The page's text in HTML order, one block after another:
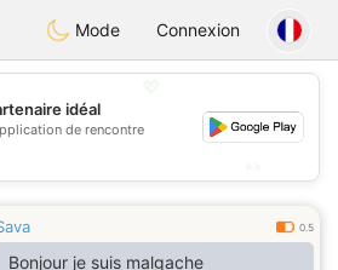
StatesDating
Mode Connexion
💕
idéal
de rencontre
0.5
Bonjour je suis malgache